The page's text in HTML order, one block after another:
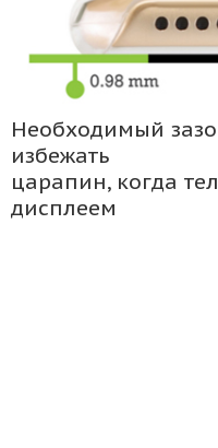
Необходимый
избежать
царапин, когда
дисплеем